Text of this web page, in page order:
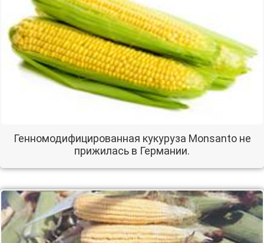
Генномодифицированная кукуруза Monsanto не
прижилась в Германии.